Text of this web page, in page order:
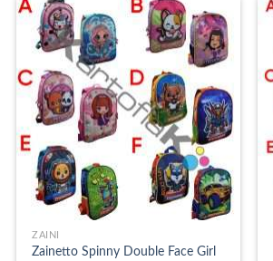
+
ZAINI
Zainetto Spinny Double Face Girl